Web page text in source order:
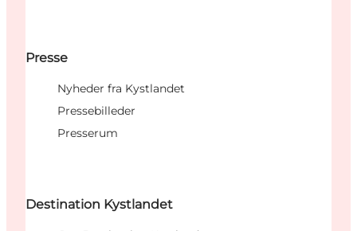
Presse
Nyheder fra Kystlandet
Pressebilleder
Presserum
Destination Kystlandet